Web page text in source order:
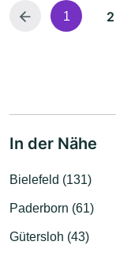
1 2
In der Nähe
Bielefeld (131)
Paderborn (61)
Gütersloh (43)